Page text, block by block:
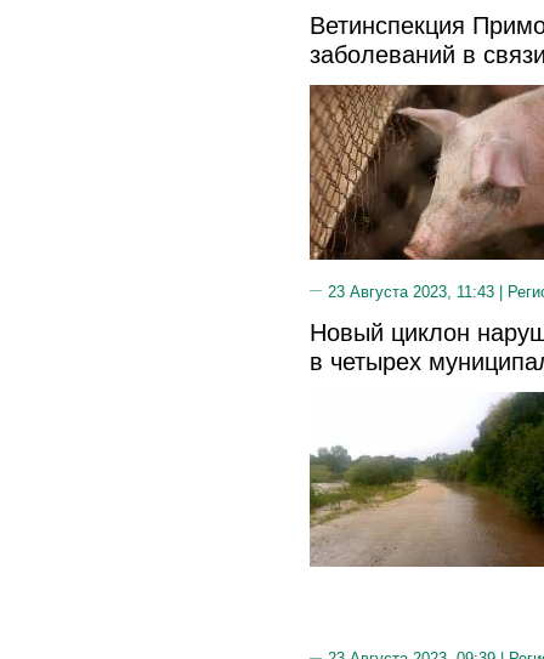
Ветинспекция
заболеваний в
23 Августа 2023, 11:43 |
Новый циклон
в четырех